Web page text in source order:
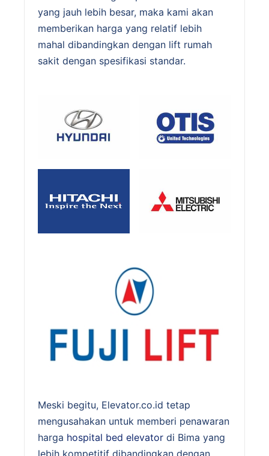
yang jauh lebih besar, maka kami akan
memberikan harga yang relatif lebih
mahal dibandingkan dengan lift rumah
sakit dengan spesifikasi standar.
Meski begitu, Elevator.co.id tetap
mengusahakan untuk memberi penawaran
harga hospital bed elevator di Bima yang